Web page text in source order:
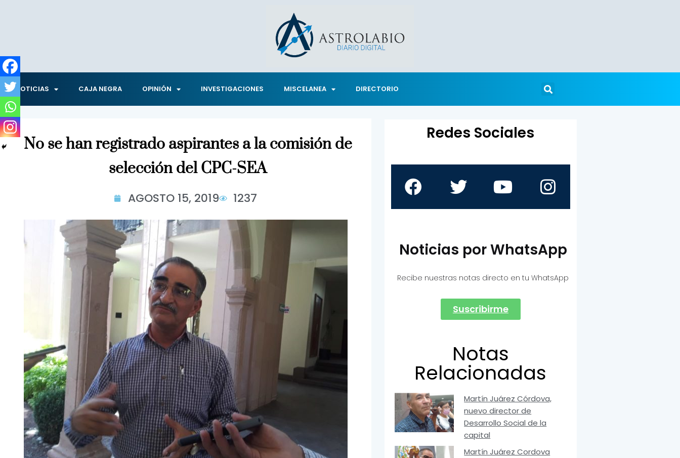
NOTICIAS CAJA NEGRA OPINIÓN INVESTIGACIONES MISCELANEA DIRECTORIO
No se han registrado aspirantes a la comisión de
selección del CPC-SEA
AGOSTO 15, 2019 1237
Redes Sociales
Noticias por WhatsApp
Recibe nuestras notas directo en tu WhatsApp
Suscribirme
Notas
Relacionadas
Martín Juárez Córdova,
nuevo director de
Desarrollo Social de la
capital
Martín Juárez Cordova